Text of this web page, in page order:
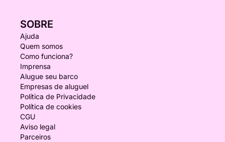
SOBRE
Ajuda
Quem somos
Como funciona?
Imprensa
Alugue seu barco
Empresas de aluguel
Política de Privacidade
Política de cookies
CGU
Aviso legal
Parceiros